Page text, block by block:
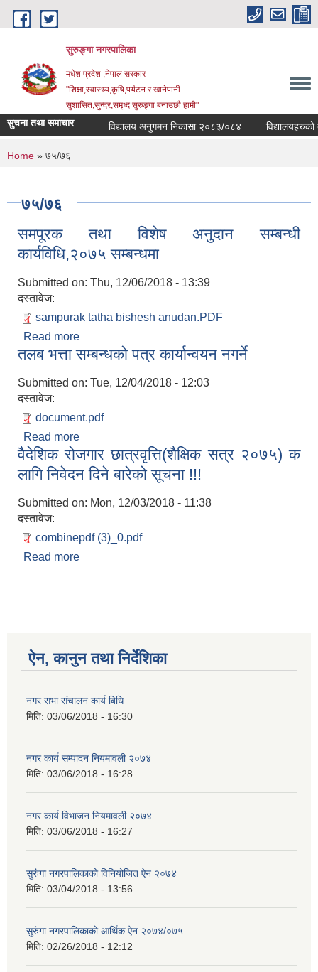
Skip to main content
सुरुङ्‍गा नगरपालिका
मधेश प्रदेश ,नेपाल सरकार
"शिक्षा,स्वास्थ्य,कृषि,पर्यटन र खानेपानी
सुशासित,सुन्दर,समृध्द सुरुङ्गा बनाउछौ हामी"
सुचना तथा समाचार विद्यालय अनुगमन निकासा २०८३/०८४ विद्यालयहरुको
You are here
Home » ७५/७६
७५/७६
समपूरक तथा विशेष अनुदान सम्बन्धी
कार्यविधि,२०७५ सम्बन्धमा
Submitted on: Thu, 12/06/2018 - 13:39
दस्तावेज:
sampurak tatha bishesh anudan.PDF
Read more
कार्यविधि,२०७५ सम्बन्धमा
तलब भत्ता सम्बन्धको पत्र कार्यान्वयन नगर्ने
Submitted on: Tue, 12/04/2018 - 12:03
दस्तावेज:
document.pdf
Read more
वैदेशिक रोजगार छात्रवृत्ति(शैक्षिक सत्र २०७५) क
लागि निवेदन दिने बारेको सूचना !!!
Submitted on: Mon, 12/03/2018 - 11:38
दस्तावेज:
combinepdf (3)_0.pdf
Read more
ऐन, कानुन तथा निर्देशिका
नगर सभा संचालन कार्य बिधि
मिति: 03/06/2018 - 16:30
नगर कार्य सम्पादन नियमावली २०७४
मिति: 03/06/2018 - 16:28
नगर कार्य विभाजन नियमावली २०७४
मिति: 03/06/2018 - 16:27
सुरुंगा नगरपालिकाको विनियोजित ऐन २०७४
मिति: 03/04/2018 - 13:56
सुरुंगा नगरपालिकाको आर्थिक ऐन २०७४/०७५
मिति: 02/26/2018 - 12:12